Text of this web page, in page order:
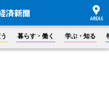
暮らす・働く 学ぶ・知る